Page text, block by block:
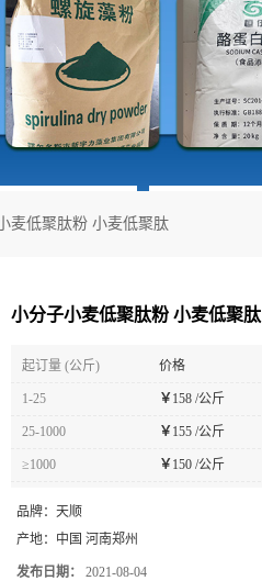
麦低聚肽粉 小麦低聚肽
小分子小麦低聚肽粉 小麦低聚肽
起订量 (公斤) 价格
1-25 ￥ 158 /公斤
25-1000 ￥ 155 /公斤
≥1000 ￥ 150 /公斤
品牌： 天顺
产地： 中国 河南郑州
发布日期： 2021-08-04